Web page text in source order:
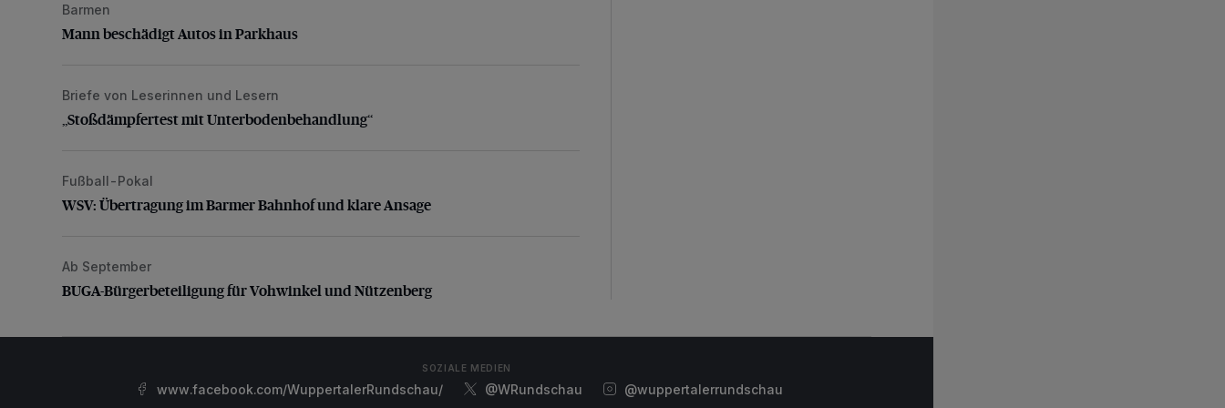
Mann beschädigt Autos in Parkhaus
Barmen
Mann beschädigt Autos in Parkhaus
„Stoßdämpfertest mit Unterbodenbehandlung“
Briefe von Leserinnen und Lesern
„Stoßdämpfertest mit Unterbodenbehandlung“
WSV: Übertragung im Barmer Bahnhof und klare Ansage
Fußball-Pokal
WSV: Übertragung im Barmer Bahnhof und klare Ansage
BUGA-Bürgerbeteiligung für Vohwinkel und Nützenberg
Ab September
BUGA-Bürgerbeteiligung für Vohwinkel und Nützenberg
SOZIALE MEDIEN
www.facebook.com/WuppertalerRundschau/ @WRundschau @wuppertalerrundschau